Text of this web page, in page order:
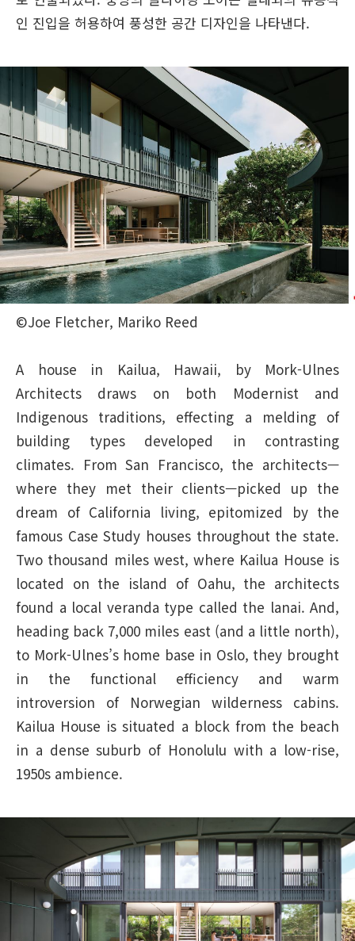
인 진입을 허용하여 풍성한 공간 디자인을 나타낸다.
©Joe Fletcher, Mariko Reed
A house in Kailua, Hawaii, by Mork-Ulnes
Architects draws on both Modernist and
Indigenous traditions, effecting a melding of
building types developed in contrasting
climates. From San Francisco, the architects—
where they met their clients—picked up the
dream of California living, epitomized by the
famous Case Study houses throughout the state.
Two thousand miles west, where Kailua House is
located on the island of Oahu, the architects
found a local veranda type called the lanai. And,
heading back 7,000 miles east (and a little north),
to Mork-Ulnes’s home base in Oslo, they brought
in the functional efficiency and warm
introversion of Norwegian wilderness cabins.
Kailua House is situated a block from the beach
in a dense suburb of Honolulu with a low-rise,
1950s ambience.